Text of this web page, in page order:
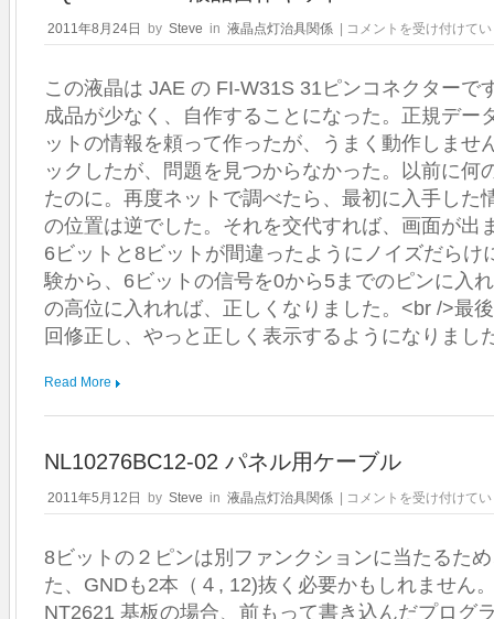
2011年8月24日 by Steve in 液晶点灯治具関係 | LQ84S02-
01A
晶
作
キ
ッ
ト
は
コメントを受け付けて
この液晶は JAE の FI-W31S 31ピンコネクターで
成品が少なく、自作することになった。正規デー
ットの情報を頼って作ったが、うまく動作しませ
ックしたが、問題を見つからなかった。以前に何
たのに。再度ネットで調べたら、最初に入手した
の位置は逆でした。それを交代すれば、画面が出
6ビットと8ビットが間違ったようにノイズだらけ
験から、6ビットの信号を0から5までのピンに入
の高位に入れれば、正しくなりました。<br />最
回修正し、やっと正しく表示するようになりまし
Read More
NL10276BC12-02 パネル用ケーブル
2011年5月12日 by Steve in 液晶点灯治具関係 | NL10276BC12-
02
ネ
用
ケ
コメントを受け付けて
8ビットの２ピンは別ファンクションに当たるた
た、GNDも2本（４, 12)抜く必要かもしれません
NT2621 基板の場合、前もって書き込んだプログ